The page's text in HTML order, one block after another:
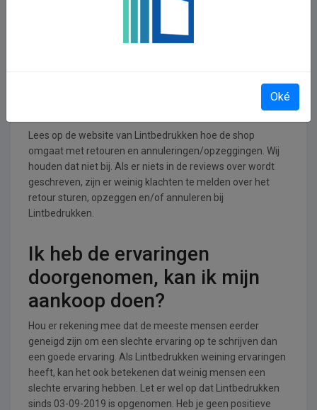
Lintbedrukken operationeel
entertainment en ontspanning branche.
annuleren bij Lintbedrukken
Lees op de website van Lintbedrukken hoe de shop
omgaat met retouren en annuleringen/opzeggingen. Wij
houden dat niet bij. Als er niets in de reviews over wordt
geschreven, zijn er weinig klachten te melden over het
retour sturen, opzeggen en/of annuleren bij
Lintbedrukken.
Ik heb de ervaringen
doorgenomen, kan ik mijn
aankoop doen?
Hou er rekening mee dat de meeste mensen eerder
geneigd zijn om een slechte ervaring op te schrijven dan
een goede ervaring. Als Lintbedrukken weining ervaringen
heeft, kan het ook betekenen dat weinig mensen een
slechte ervaring hebben. Let er wel op dat Lintbedrukken
sinds 03-09-2019 is opgenomen. Heb je geen positieve
Oké